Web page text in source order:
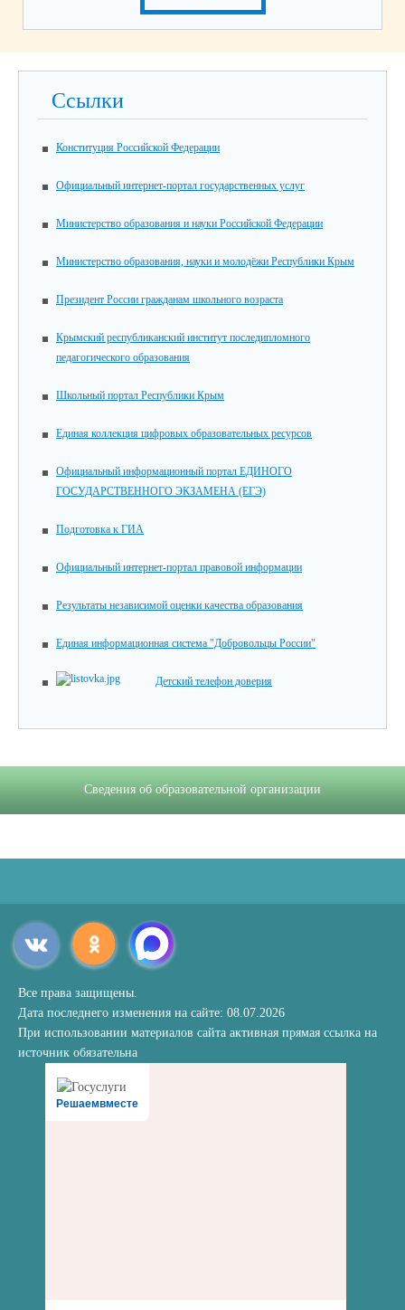
Ссылки
Конституция Российской Федерации
Официальный интернет-портал государственных услуг
Министерство образования и науки Российской Федерации
Министерство образования, науки и молодёжи Республики Крым
Президент России гражданам школьного возраста
Крымский республиканский институт последипломного
педагогического образования
Школьный портал Республики Крым
Единая коллекция цифровых образовательных ресурсов
Официальный информационный портал ЕДИНОГО
ГОСУДАРСТВЕННОГО ЭКЗАМЕНА (ЕГЭ)
Подготовка к ГИА
Официальный интернет-портал правовой информации
Результаты независимой оценки качества образования
Единая информационная система "Добровольцы России"
Детский телефон доверия
Сведения об образовательной организации
Все права защищены.
Дата последнего изменения на сайте: 08.07.2026
При использовании материалов сайта активная прямая ссылка на
источник обязательна
Решаемвместе